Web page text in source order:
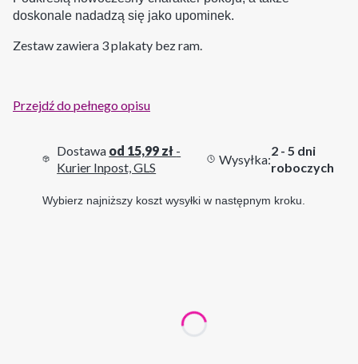
doskonale nadadzą się jako upominek.
Zestaw zawiera 3 plakaty bez ram.
Przejdź do pełnego opisu
Dostawa od 15,99 zł -
Kurier Inpost, GLS
Wysyłka:
2 - 5 dni
roboczych
Wybierz najniższy koszt wysyłki w następnym kroku.